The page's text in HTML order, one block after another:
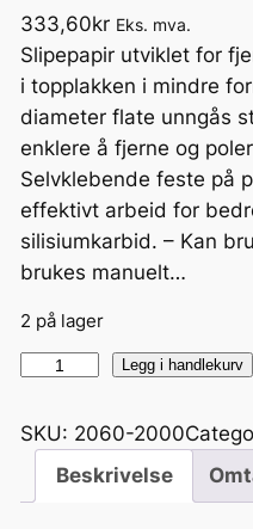
333,60kr Eks. mva.
Slipepapir utviklet for
i topplakken i mindre
diameter flate unngås
enklere å fjerne og
Selvklebende feste på
effektivt arbeid for
silisiumkarbid. – Kan
brukes manuelt…
2 på lager
i
Legg i handlekurv
SKU: 2060-2000
Beskrivelse